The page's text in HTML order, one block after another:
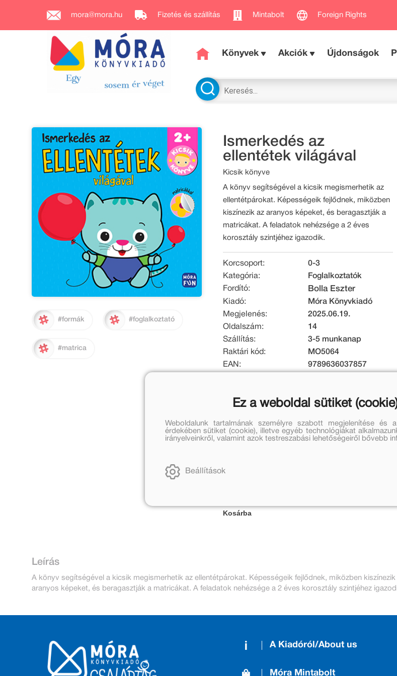
mora@mora.hu Fizetés és szállítás Mintabolt Foreign Rights
Könyvek Akciók Újdonságok
#formák #foglalkoztató
#matrica
Ismerkedés az
ellentétek világával
Kicsik könyve
A könyv segítségével a kicsik megismerhetik az
ellentétpárokat. Képességeik fejlődnek, miközben
kiszínezik az aranyos képeket, és beragasztják a
matricákat. A feladatok nehézsége a 2 éves
korosztály szintjéhez igazodik.
Korcsoport:
0-3
Kategória:
Foglalkoztatók
Fordító:
Bolla Eszter
Kiadó:
Móra Könyvkiadó
Megjelenés:
2025.06.19.
Oldalszám:
14
Szállítás:
3-5 munkanap
Raktári kód:
MO5064
EAN:
9789636037857
Tömeg [g]:
64
Eredeti ár:
1 299 Ft
Kedvezményes ár:
909 Ft
Kosárba
Leírás
A könyv segítségével a kicsik megismerhetik az ellentétpárokat. Képességeik fejlődnek, miközben kiszínezik
aranyos képeket, és beragasztják a matricákat. A feladatok nehézsége a 2 éves korosztály szintjéhez
A Kiadóról/About us
Móra Mintabolt
Ez a weboldal sütiket
Weboldalunk tartalmának személyre szabott megjelenítése és
érdekében sütiket (cookie), illetve egyéb technológiákat
irányelveinkről, valamint azok testreszabási lehetőségeiről bővebb
Beállítások